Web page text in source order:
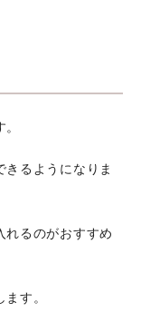
るようになりま
れるのがおすすめ
す。